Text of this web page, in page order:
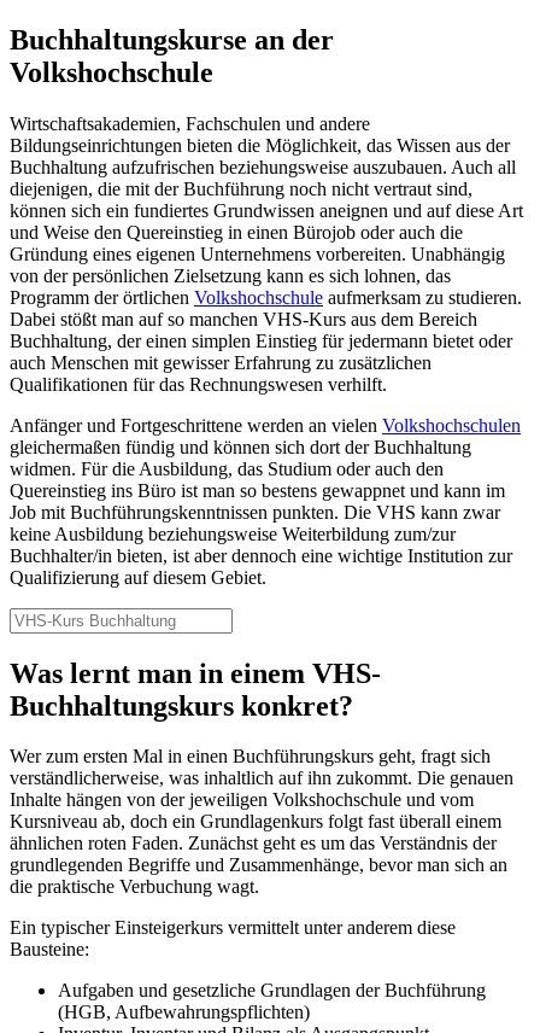
Buchhaltungskurse an der
Volkshochschule
Wirtschaftsakademien, Fachschulen und andere
Bildungseinrichtungen bieten die Möglichkeit, das Wissen aus der
Buchhaltung aufzufrischen beziehungsweise auszubauen. Auch all
diejenigen, die mit der Buchführung noch nicht vertraut sind,
können sich ein fundiertes Grundwissen aneignen und auf diese Art
und Weise den Quereinstieg in einen Bürojob oder auch die
Gründung eines eigenen Unternehmens vorbereiten. Unabhängig
von der persönlichen Zielsetzung kann es sich lohnen, das
Programm der örtlichen Volkshochschule aufmerksam zu studieren.
Dabei stößt man auf so manchen VHS-Kurs aus dem Bereich
Buchhaltung, der einen simplen Einstieg für jedermann bietet oder
auch Menschen mit gewisser Erfahrung zu zusätzlichen
Qualifikationen für das Rechnungswesen verhilft.
Anfänger und Fortgeschrittene werden an vielen Volkshochschulen
gleichermaßen fündig und können sich dort der Buchhaltung
widmen. Für die Ausbildung, das Studium oder auch den
Quereinstieg ins Büro ist man so bestens gewappnet und kann im
Job mit Buchführungskenntnissen punkten. Die VHS kann zwar
keine Ausbildung beziehungsweise Weiterbildung zum/zur
Buchhalter/in bieten, ist aber dennoch eine wichtige Institution zur
Qualifizierung auf diesem Gebiet.
Was lernt man in einem VHS-
Buchhaltungskurs konkret?
Wer zum ersten Mal in einen Buchführungskurs geht, fragt sich
verständlicherweise, was inhaltlich auf ihn zukommt. Die genauen
Inhalte hängen von der jeweiligen Volkshochschule und vom
Kursniveau ab, doch ein Grundlagenkurs folgt fast überall einem
ähnlichen roten Faden. Zunächst geht es um das Verständnis der
grundlegenden Begriffe und Zusammenhänge, bevor man sich an
die praktische Verbuchung wagt.
Ein typischer Einsteigerkurs vermittelt unter anderem diese
Bausteine:
Aufgaben und gesetzliche Grundlagen der Buchführung
(HGB, Aufbewahrungspflichten)